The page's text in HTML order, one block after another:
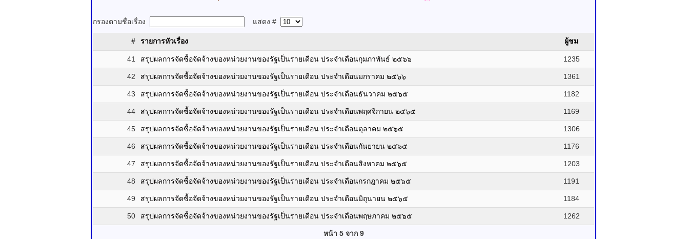
กรองตามชื่อเรื่อง แสดง #
# รายการหัวเรื่อง ผู้ชม
41 สรุปผลการจัดซื้อจัดจ้างของหน่วยงานของรัฐเป็นรายเดือน ประจำเดือนกุมภาพันธ์ ๒๕๖๖ 1235
42 สรุปผลการจัดซื้อจัดจ้างของหน่วยงานของรัฐเป็นรายเดือน ประจำเดือนมกราคม ๒๕๖๖ 1361
43 สรุปผลการจัดซื้อจัดจ้างของหน่วยงานของรัฐเป็นรายเดือน ประจำเดือนธันวาคม ๒๕๖๕ 1182
44 สรุปผลการจัดซื้อจัดจ้างของหน่วยงานของรัฐเป็นรายเดือน ประจำเดือนพฤศจิกายน ๒๕๖๕ 1169
45 สรุปผลการจัดซื้อจัดจ้างของหน่วยงานของรัฐเป็นรายเดือน ประจำเดือนตุลาคม ๒๕๖๕ 1306
46 สรุปผลการจัดซื้อจัดจ้างของหน่วยงานของรัฐเป็นรายเดือน ประจำเดือนกันยายน ๒๕๖๕ 1176
47 สรุปผลการจัดซื้อจัดจ้างของหน่วยงานของรัฐเป็นรายเดือน ประจำเดือนสิงหาคม ๒๕๖๕ 1203
48 สรุปผลการจัดซื้อจัดจ้างของหน่วยงานของรัฐเป็นรายเดือน ประจำเดือนกรกฎาคม ๒๕๖๕ 1191
49 สรุปผลการจัดซื้อจัดจ้างของหน่วยงานของรัฐเป็นรายเดือน ประจำเดือนมิถุนายน ๒๕๖๕ 1184
50 สรุปผลการจัดซื้อจัดจ้างของหน่วยงานของรัฐเป็นรายเดือน ประจำเดือนพฤษภาคม ๒๕๖๕ 1262
หน้า 5 จาก 9